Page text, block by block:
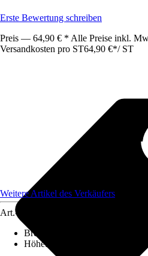
Erste Bewertung schreiben
Preis — 64,90 € * Alle Preise inkl.
Versandkosten pro ST64,90 €*/ ST
Weitere Artikel des Verkäufers
Art.-Nr.
Breite
Höhe: